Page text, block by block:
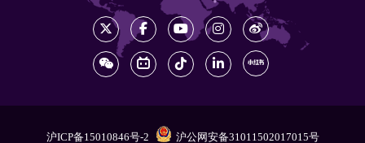
沪ICP备15010846号-2 沪公网安备31011502017015号